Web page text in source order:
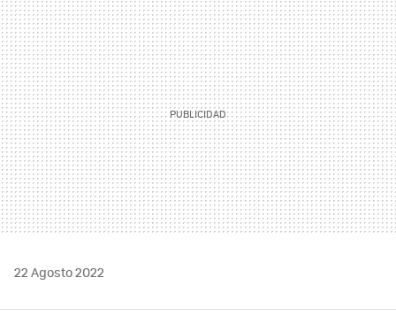
MAIL
22 Agosto 2022